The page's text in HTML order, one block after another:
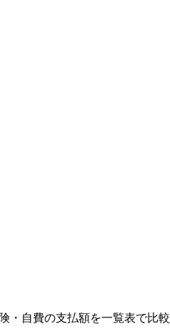
・自費の支払額を一覧表で比較